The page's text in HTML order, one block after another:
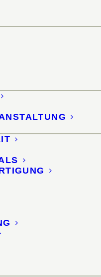
eine
Zukunft
im
Sascha
2016